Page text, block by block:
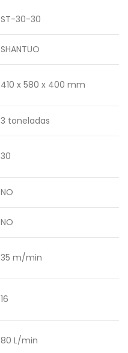
ST-30-30
SHANTUO
410 x 580 x 400 mm
3 toneladas
30
NO
NO
35 m/min
16
80 L/min